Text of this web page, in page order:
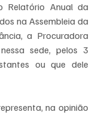
Relatório Anual da
na Assembleia da
a Procuradora
sede, pelos 3
ou que dele
na opinião